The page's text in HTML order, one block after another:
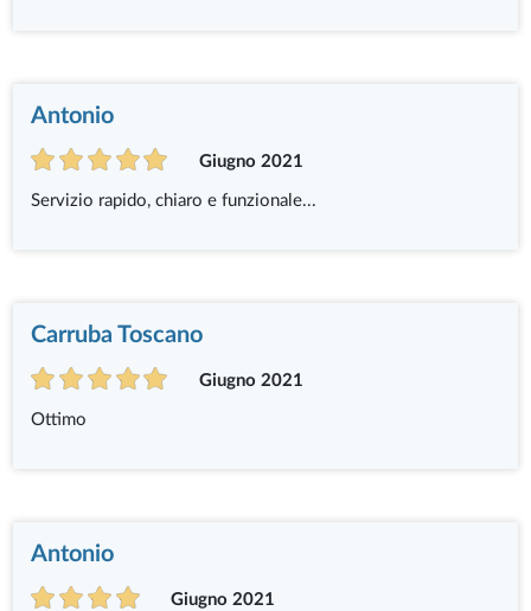
Antonio
Giugno 2021
Servizio rapido, chiaro e funzionale...
Carruba Toscano
Giugno 2021
Ottimo
Antonio
Giugno 2021